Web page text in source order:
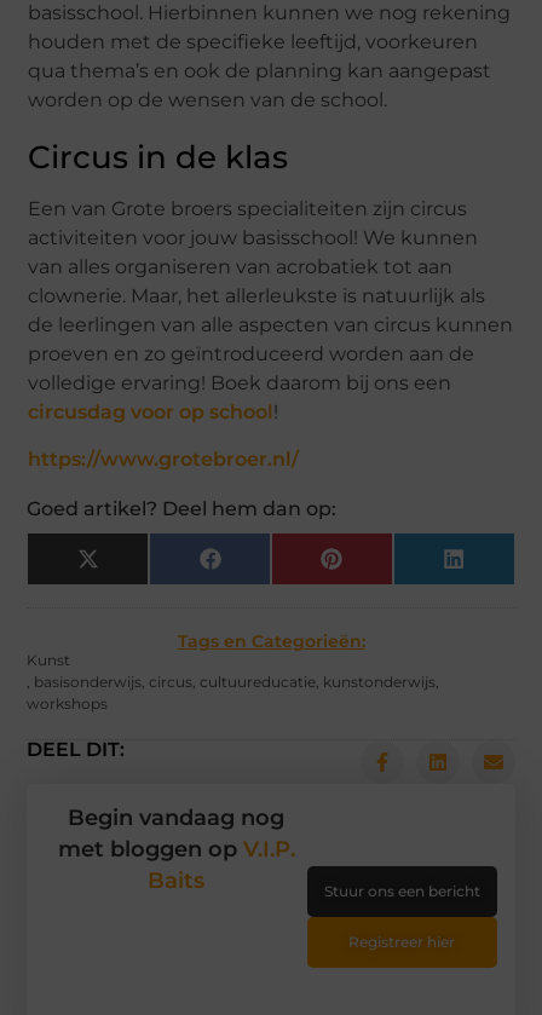
basisschool. Hierbinnen kunnen we nog rekening
houden met de specifieke leeftijd, voorkeuren
qua thema’s en ook de planning kan aangepast
worden op de wensen van de school.
Circus in de klas
Een van Grote broers specialiteiten zijn circus
activiteiten voor jouw basisschool! We kunnen
van alles organiseren van acrobatiek tot aan
clownerie. Maar, het allerleukste is natuurlijk als
de leerlingen van alle aspecten van circus kunnen
proeven en zo geïntroduceerd worden aan de
volledige ervaring! Boek daarom bij ons een
circusdag voor op school!
https://www.grotebroer.nl/
Goed artikel? Deel hem dan op:
X
(Twitter)
Facebook Pinterest LinkedIn
Tags en Categorieën:
Kunst
, basisonderwijs, circus, cultuureducatie, kunstonderwijs,
workshops
DEEL DIT:
Begin vandaag nog
met bloggen op V.I.P.
Baits
Stuur ons een bericht
Registreer hier